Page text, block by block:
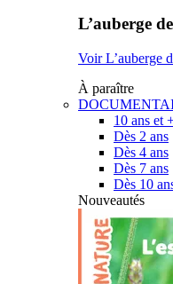
L’auberge
Voir L’auberge
À paraître
10 ans et
Dès 2 ans
Dès 4 ans
Dès 7 ans
Dès 10
Nouveautés